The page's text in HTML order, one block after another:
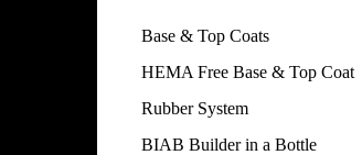
Base & Top Coats
HEMA Free Base & Top Coat
Rubber System
BIAB Builder in a Bottle